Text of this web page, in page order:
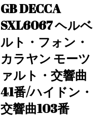
GB DECCA
SXL6067 ヘルベ
ルト・フォン・
カラヤン モーツ
ァルト・交響曲
41番/ハイドン・
交響曲103番